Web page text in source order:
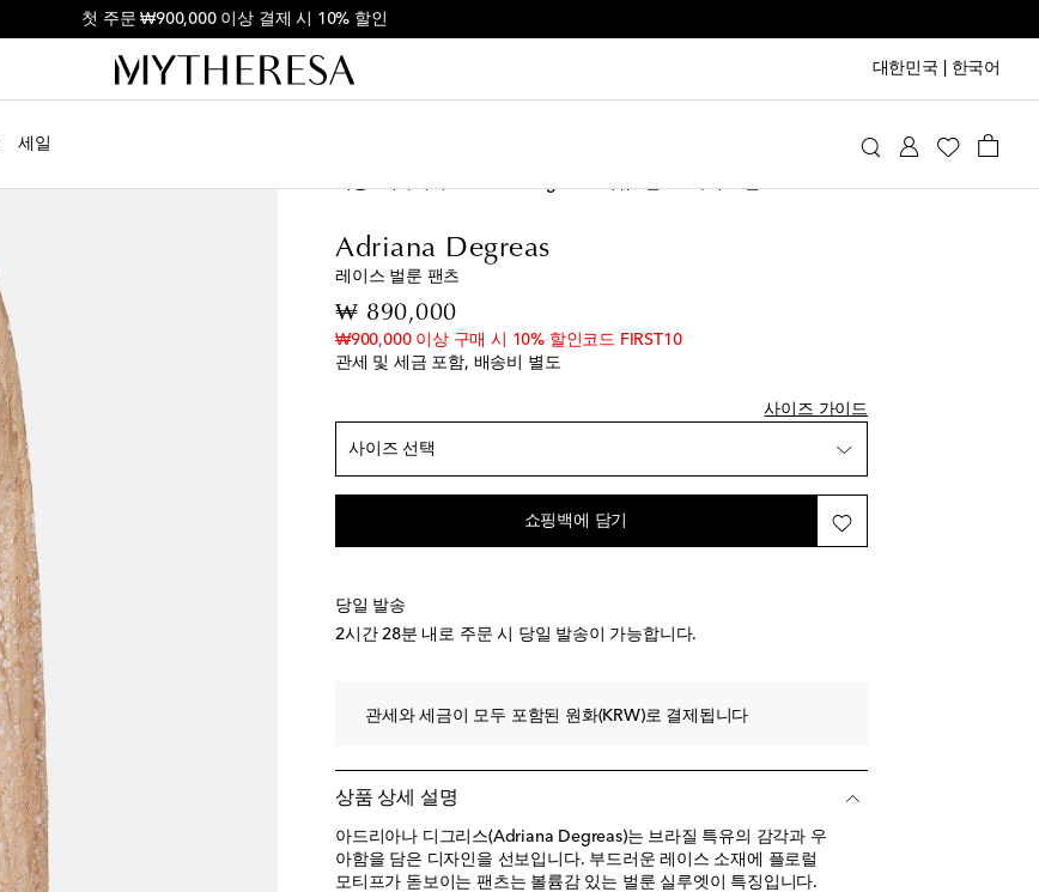
일부 상품 10% 할인코드 FIRST10
대한민국 한국어
세일
Adriana Degreas
레이스 벌룬 팬츠
₩ 890,000original price
₩900,000 이상 구매 시 10% 할인코드 FIRST10
관세 및 세금 포함, 배송비 별도
사이즈 가이드
사이즈 선택
정 사이즈
XS / KR 55 품절 임박
L / KR 77
쇼핑백에 담기
당일 발송
2시간 28분 내로 주문 시 당일 발송이 가능합니다.
관세와 세금이 모두 포함된 원화(KRW)로 결제됩니다
상품 상세 설명
아드리아나 디그리스(Adriana Degreas)는 브라질 특유의 감각과 우
아함을 담은 디자인을 선보입니다. 부드러운 레이스 소재에 플로럴
모티프가 돋보이는 팬츠는 볼륨감 있는 벌룬 실루엣이 특징입니다.